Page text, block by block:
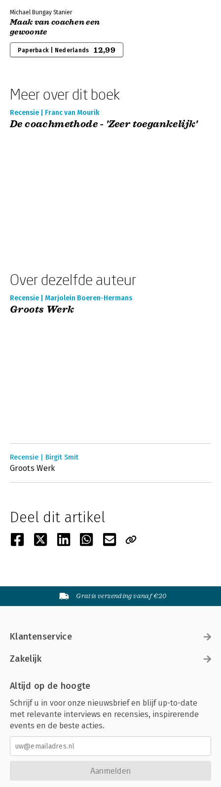
Michael Bungay Stanier
Maak van coachen een
gewoonte
Paperback | Nederlands 12,99
Meer over dit boek
Recensie | Franc van Mourik
De coachmethode - 'Zeer toegankelijk'
Over dezelfde auteur
Recensie | Marjolein Boeren-Hermans
Groots Werk
Recensie | Birgit Smit
Groots Werk
Deel dit artikel
Gratis verzending vanaf €20
Klantenservice
Zakelijk
Altijd op de hoogte
Schrijf u in voor onze nieuwsbrief en blijf up-to-date
met relevante interviews en recensies, inspirerende
events en de beste acties.
Aanmelden